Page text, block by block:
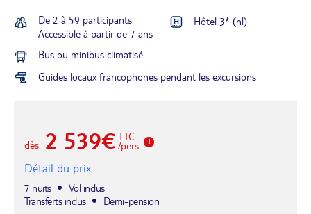
De 2 à 59 participants
Accessible à partir de 7 ans
Hôtel 3* (nl)
Bus ou minibus climatisé
Guides locaux francophones pendant les excursions
dès 2 539€ TTC
/pers.
Détail du prix
7 nuits
Vol inclus
Transferts inclus
Demi-pension